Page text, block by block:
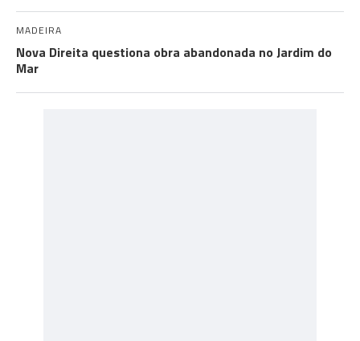
MADEIRA
Nova Direita questiona obra abandonada no Jardim do
Mar